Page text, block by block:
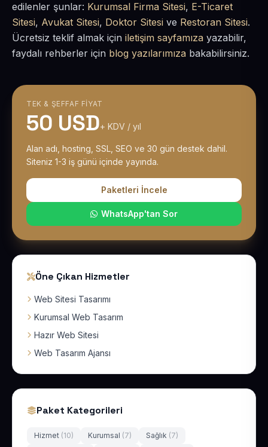
edilenler şunlar: Kurumsal Firma Sitesi, E-Ticaret
Sitesi, Avukat Sitesi, Doktor Sitesi ve Restoran Sitesi.
Ücretsiz teklif almak için iletişim sayfamıza yazabilir,
faydalı rehberler için blog yazılarımıza bakabilirsiniz.
TEK & ŞEFFAF FIYAT
50 USD+ KDV / yıl
Alan adı, hosting, SSL, SEO ve 30 gün destek dahil.
Siteniz 1-3 iş günü içinde yayında.
Paketleri İncele
WhatsApp'tan Sor
Öne Çıkan Hizmetler
Web Sitesi Tasarımı
Kurumsal Web Tasarım
Hazır Web Sitesi
Web Tasarım Ajansı
Paket Kategorileri
Hizmet (10) Kurumsal (7) Sağlık (7)